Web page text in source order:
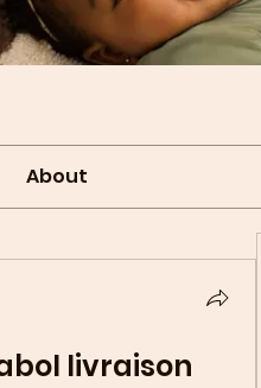
About
livraison